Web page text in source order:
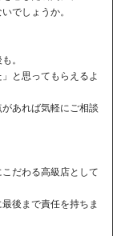
でしょうか。
。
と思ってもらえるよ
あれば気軽にご相談
だわる高級店として
後まで責任を持ちま